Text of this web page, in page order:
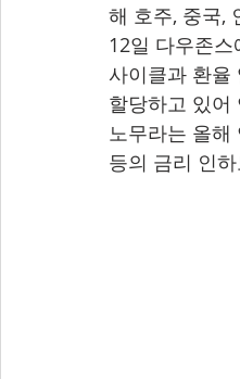
해 호주, 중국,
12일 다우존
사이클과 환
할당하고 있어
노무라는 올
등의 금리 인